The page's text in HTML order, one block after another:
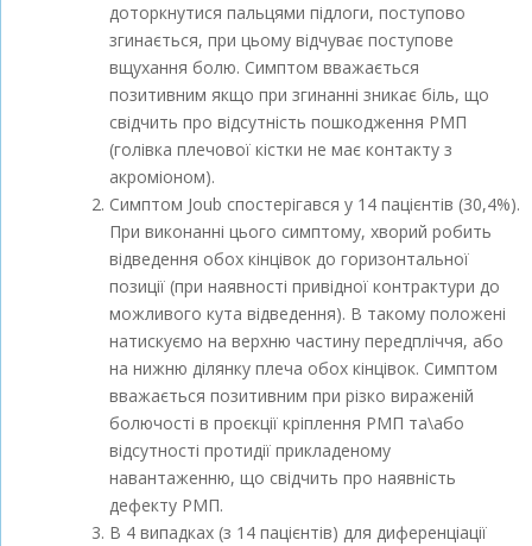
доторкнутися пальцями підлоги, поступово
згинається, при цьому відчуває поступове
вщухання болю. Симптом вважається
позитивним якщо при згинанні зникає біль, що
свідчить про відсутність пошкодження РМП
(голівка плечової кістки не має контакту з
акроміоном).
Симптом Joub спостерігався у 14 пацієнтів (30,4%).
При виконанні цього симптому, хворий робить
відведення обох кінцівок до горизонтальної
позиції (при наявності привідної контрактури до
можливого кута відведення). В такому положені
натискуємо на верхню частину передпліччя, або
на нижню ділянку плеча обох кінцівок. Симптом
вважається позитивним при різко вираженій
болючості в проєкції кріплення РМП та\або
відсутності протидії прикладеному
навантаженню, що свідчить про наявність
дефекту РМП.
В 4 випадках (з 14 пацієнтів) для диференціації